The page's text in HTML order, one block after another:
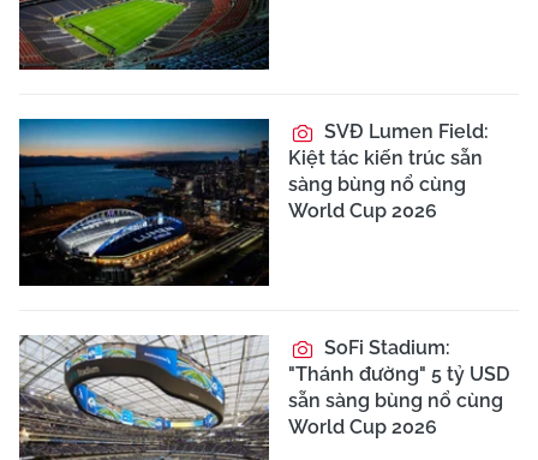
SVĐ Lumen Field:
Kiệt tác kiến trúc sẵn
sàng bùng nổ cùng
World Cup 2026
SoFi Stadium:
"Thánh đường" 5 tỷ USD
sẵn sàng bùng nổ cùng
World Cup 2026